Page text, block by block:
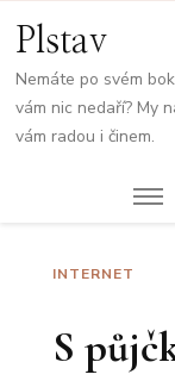
Plstav
Nemáte po svém
vám nic nedaří? My
vám radou i činem.
INTERNET
S